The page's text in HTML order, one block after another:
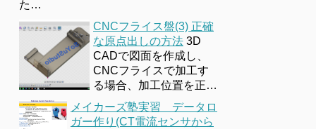
た…
CNCフライス盤(3) 正確
な原点出しの方法 3D
CADで図面を作成し、
CNCフライスで加工す
る場合、加工位置を正…
メイカーズ塾実習 データロ
ガー作り(CT電流センサから